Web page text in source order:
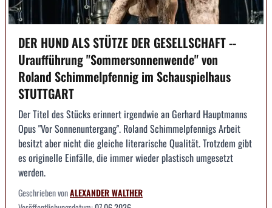
DER HUND ALS STÜTZE DER GESELLSCHAFT --
Uraufführung "Sommersonnenwende" von
Roland Schimmelpfennig im Schauspielhaus
STUTTGART
Der Titel des Stücks erinnert irgendwie an Gerhard Hauptmanns
Opus "Vor Sonnenuntergang". Roland Schimmelpfennigs Arbeit
besitzt aber nicht die gleiche literarische Qualität. Trotzdem gibt
es originelle Einfälle, die immer wieder plastisch umgesetzt
werden.
Geschrieben vonALEXANDER WALTHER